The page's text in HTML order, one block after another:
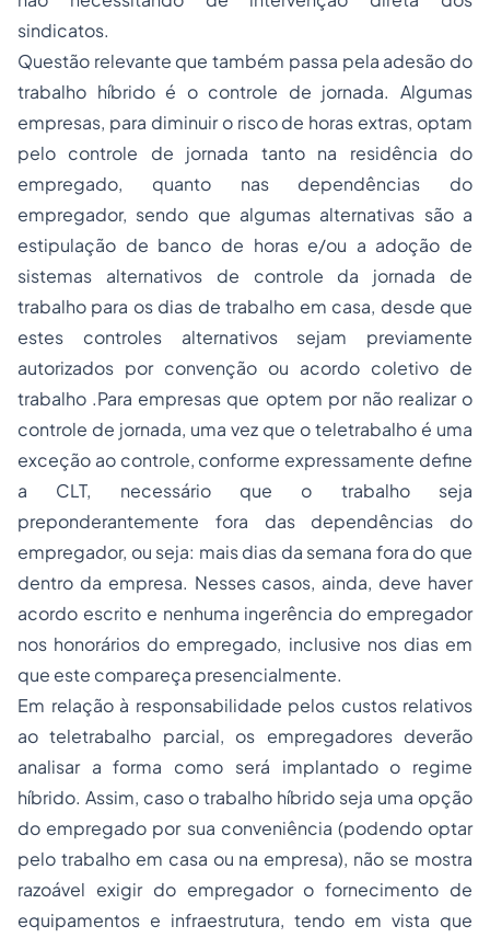
sindicatos.
Questão relevante que também passa pela adesão do
trabalho híbrido é o controle de jornada. Algumas
empresas, para diminuir o risco de horas extras, optam
pelo controle de jornada tanto na residência do
empregado, quanto nas dependências do
empregador, sendo que algumas alternativas são a
estipulação de banco de horas e/ou a adoção de
sistemas alternativos de controle da jornada de
trabalho para os dias de trabalho em casa, desde que
estes controles alternativos sejam previamente
autorizados por convenção ou acordo coletivo de
trabalho .Para empresas que optem por não realizar o
controle de jornada, uma vez que o teletrabalho é uma
exceção ao controle, conforme expressamente define
a CLT, necessário que o trabalho seja
preponderantemente fora das dependências do
empregador, ou seja: mais dias da semana fora do que
dentro da empresa. Nesses casos, ainda, deve haver
acordo escrito e nenhuma ingerência do empregador
nos honorários do empregado, inclusive nos dias em
que este compareça presencialmente.
Em relação à responsabilidade pelos custos relativos
ao teletrabalho parcial, os empregadores deverão
analisar a forma como será implantado o regime
híbrido. Assim, caso o trabalho híbrido seja uma opção
do empregado por sua conveniência (podendo optar
pelo trabalho em casa ou na empresa), não se mostra
razoável exigir do empregador o fornecimento de
equipamentos e infraestrutura, tendo em vista que